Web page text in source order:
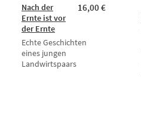
16,00 €
Nach der
Ernte ist vor
der Ernte
Echte Geschichten
eines jungen
Landwirtspaars